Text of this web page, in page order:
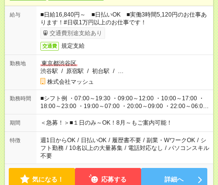
給与
■日給16,840円～ ■日払いOK ■実働3時間5,120円のお仕事あ
ります！#日収1万円以上のお仕事です！
交通費別途支給あり
交通費 規定支給
勤務地
東京都渋谷区
渋谷駅 / 原宿駅 / 初台駅 / …
株式会社マッシュ
勤務時間
■シフト例 ・07:00～19:30 ・09:00～12:00 ・10:00～17:00 ・
18:00～23:00 ・19:00～07:00 ・20:00～09:00 ・22:00～06:00
etc ★最短で3時間で5,120円のお仕事から 15時間で2万円近く稼
げるお仕事も！ ご希望のお時間に合わせてご紹介！ ※シフトは
ください！
期間 ＜急募！＞■１日のみ～OK！8月～もご案内可能！
特徴 週1日からOK / 日払いOK / 履歴書不要 / 副業・WワークOK / シ
フト勤務 / 10名以上の大量募集 / 電話対応なし / パソコンスキル
不要
気になる！ 応募する 詳細へ